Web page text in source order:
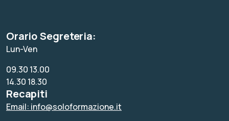
Orario Segreteria:
Lun-Ven
09.30 13.00
14.30 18.30
Recapiti
Email: info@soloformazione.it